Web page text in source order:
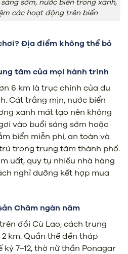
sớm, nước biển trong xanh,
các hoạt động trên biển
Địa điểm không thể bỏ
tâm của mọi hành trình
6 km là trục chính của du
Cát trắng mịn, nước biển
xanh mát tạo nên không
vào buổi sáng sớm hoặc
biển miễn phí, an toàn và
trong trung tâm thành phố.
uất, quy tụ nhiều nhà hàng
nghỉ dưỡng kết hợp mua
Chăm ngàn năm
đồi Cù Lao, cách trung
km. Quần thể đền tháp
7–12, thờ nữ thần Ponagar